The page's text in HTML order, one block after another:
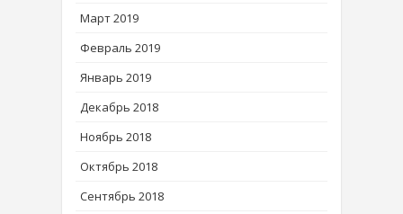
Март 2019
Февраль 2019
Январь 2019
Декабрь 2018
Ноябрь 2018
Октябрь 2018
Сентябрь 2018